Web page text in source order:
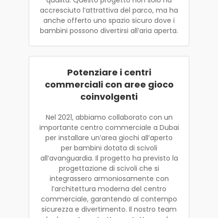
accresciuto l’attrattiva del parco, ma ha
anche offerto uno spazio sicuro dove i
bambini possono divertirsi all’aria aperta.
Potenziare i centri
commerciali con aree gioco
coinvolgenti
Nel 2021, abbiamo collaborato con un
importante centro commerciale a Dubai
per installare un’area giochi all’aperto
per bambini dotata di scivoli
all’avanguardia. Il progetto ha previsto la
progettazione di scivoli che si
integrassero armoniosamente con
l’architettura moderna del centro
commerciale, garantendo al contempo
sicurezza e divertimento. Il nostro team